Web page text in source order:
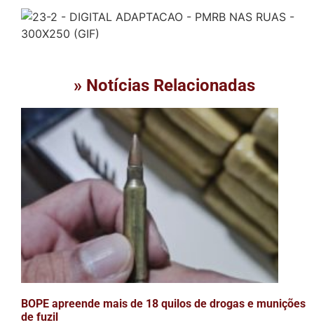
» Notícias Relacionadas
BOPE apreende mais de 18 quilos de drogas e munições
de fuzil